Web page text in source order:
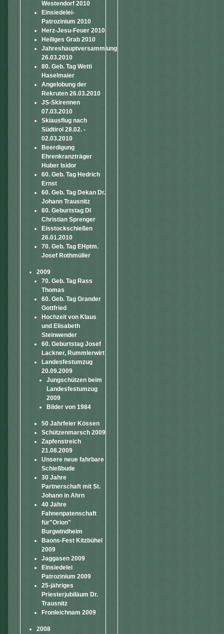
Westendorf 2010
Einsiedelei-
Patrozinium 2010
Herz-Jesu-Feuer 2010
Heiliges Grab 2010
Jahreshauptversammlung
26.03.2010
80. Geb. Tag Wetti
Haselmaier
Angelobung der
Rekruten 26.03.2010
JS-Skirennen
07.03.2010
Skiausflug nach
Südtirol 28.02. -
02.03.2010
Beerdigung
Ehrenkranzträger
Huber Isidor
60. Geb. Tag Hedrich
Ernst
60. Geb. Tag Dekan Dr.
Johann Trausnitz
60. Geburtstag DI
Christian Sprenger
Eisstockschießen
26.01.2010
70. Geb. Tag EHptm.
Josef Rothmüller
2009
70. Geb. Tag Rass
Thomas
60. Geb. Tag Grander
Gottfried
Hochzeit von Klaus
und Elisabeth
Steinwender
60. Geburtstag Josef
Lackner, Rummlerwirt
Landesfestumzug
20.09.2009
Jungschützen beim
Landesfestumzug
2009
Bilder von 1984
50 Jahrfeier Kössen
Schützenmarsch 2009
Zapfenstreich
21.08.2009
Unsere neue fahrbare
Schießbude
30 Jahre
Partnerschaft mit St.
Johann in Ahrn
40 Jahre
Fahnenpatenschaft
für"Orion"
Burgwindheim
Baons-Fest Kitzbühel
2009
Jaggasen 2009
Einsiedelei
Patrozinium 2009
25-jähriges
Priesterjubiläum Dr.
Trausnitz
Fronleichnam 2009
2008